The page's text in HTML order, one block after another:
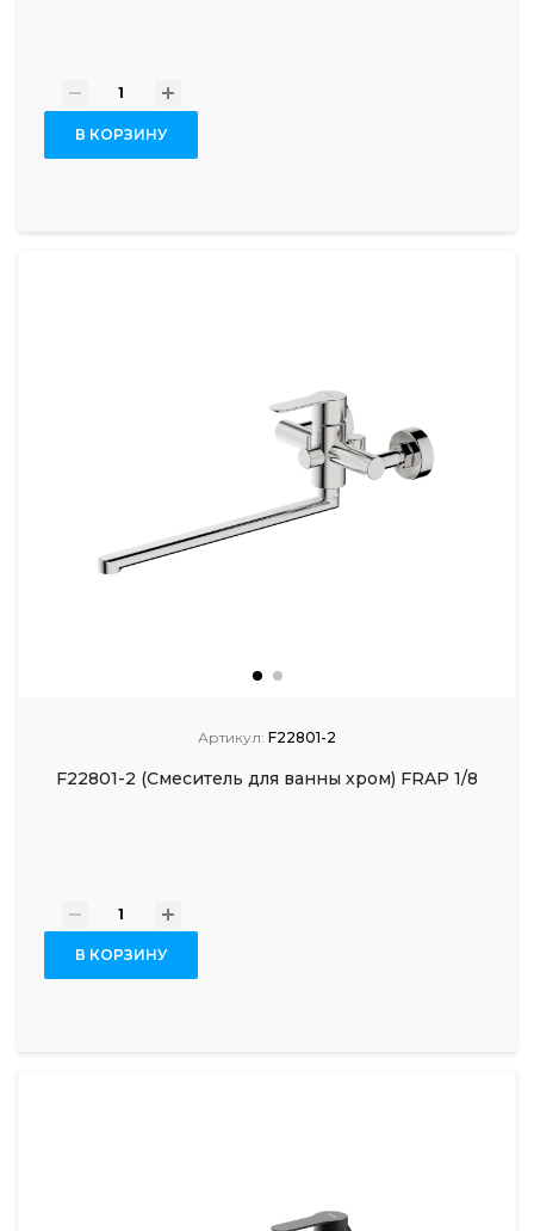
- +
В КОРЗИНУ
Артикул: F22801-2
F22801-2 (Смеситель для ванны хром) FRAP 1/8
- +
В КОРЗИНУ